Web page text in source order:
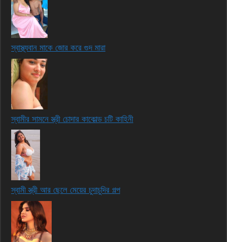
স্বাস্থ্যবান মাকে জোর করে গুদ মারা
স্বামীর সামনে স্ত্রী চোদার কাকোল্ড চটি কাহিনী
স্বামী স্ত্রী আর ছেলে মেয়ের চুদাচুদির গল্প